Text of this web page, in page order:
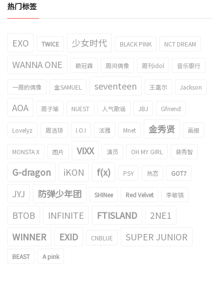
热门标签
EXO TWICE 少女时代 BLACK PINK NCT DREAM
WANNA ONE 赖冠霖 周间偶像 周刊idol 音乐银行
一周的偶像 金SAMUEL seventeen 王嘉尔 Jackson
AOA 周子瑜 NUEST 人气歌谣 JBJ Gfriend
Lovelyz 周洁琼 I.O.I 泫雅 Mnet 金秀贤 画报
MONSTA X 图片 VIXX 演员 OH MY GIRL 裴秀智
G-dragon iKON f(x) PSY 热恋 GOT7
JYJ 防弹少年团 SHINee Red Velvet 李敏镐
BTOB INFINITE FTISLAND
2NE1
WINNER
EXID CNBLUE SUPER JUNIOR
BEAST A pink